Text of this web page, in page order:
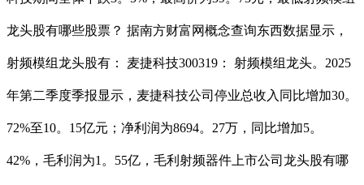
龙头股有哪些股票？ 据南方财富网概念查询东西数据显示，
射频模组龙头股有： 麦捷科技300319： 射频模组龙头。2025
年第二季度季报显示，麦捷科技公司停业总收入同比增加30。
72%至10。15亿元；净利润为8694。27万，同比增加5。
42%，毛利润为1。55亿，毛利射频器件上市公司龙头股有哪